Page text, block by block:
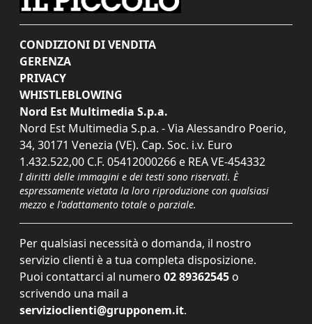
CONDIZIONI DI VENDITA
GERENZA
PRIVACY
WHISTLEBLOWING
Nord Est Multimedia S.p.a.
Nord Est Multimedia S.p.a. - Via Alessandro Poerio,
34, 30171 Venezia (VE). Cap. Soc. i.v. Euro
1.432.522,00 C.F. 05412000266 e REA VE-454332
I diritti delle immagini e dei testi sono riservati. È
espressamente vietata la loro riproduzione con qualsiasi
mezzo e l'adattamento totale o parziale.
Per qualsiasi necessità o domanda, il nostro
servizio clienti è a tua completa disposizione.
Puoi contattarci al numero 02 89362545 o
scrivendo una mail a
servizioclienti@grupponem.it.